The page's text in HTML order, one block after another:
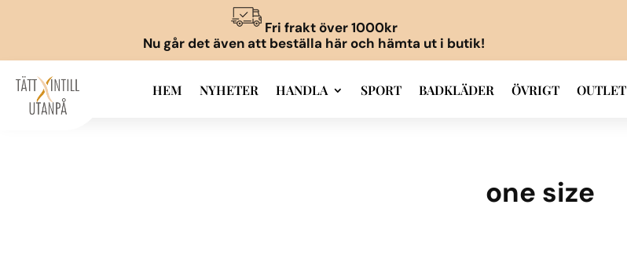
Fri frakt över 1000kr
Nu går det även att beställa här och hämta ut i butik!
HEM NYHETER HANDLA SPORT BADKLÄDER ÖVRIGT OUTLET
one size